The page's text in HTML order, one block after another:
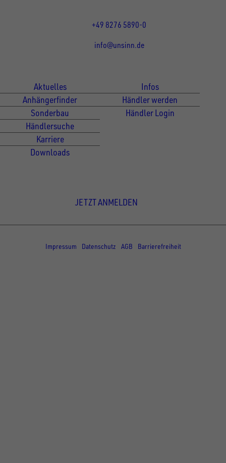
+49 8276 5890-0
info@unsinn.de
Aktuelles
Anhängerfinder
Sonderbau
Händlersuche
Karriere
Downloads
Infos
Händler werden
Händler Login
JETZT ANMELDEN
Impressum
Datenschutz AGB Barrierefreiheit